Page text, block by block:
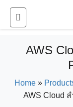
AWS
Home »
AWS Cloud